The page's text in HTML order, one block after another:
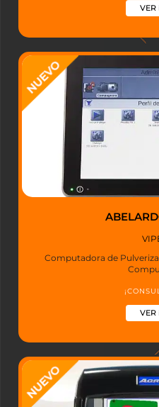
VER
Computadora de
VER